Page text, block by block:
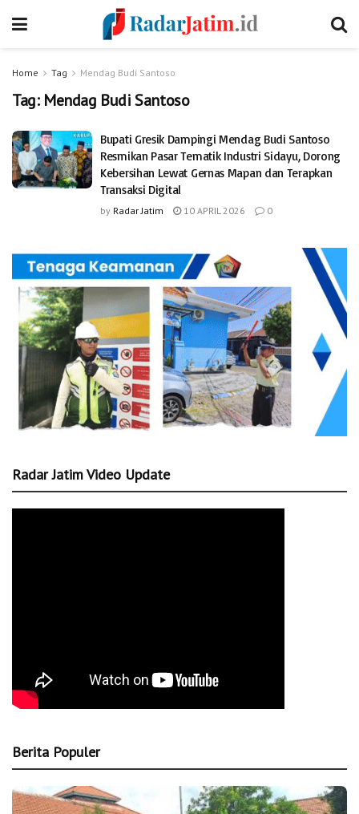
Home Tag Mendag Budi Santoso
Tag: Mendag Budi Santoso
Bupati Gresik Dampingi Mendag Budi Santoso
Resmikan Pasar Tematik Industri Sidayu, Dorong
Kebersihan Lewat Gernas Mapan dan Terapkan
Transaksi Digital
by Radar Jatim 10 APRIL 2026 0
Radar Jatim Video Update
Berita Populer